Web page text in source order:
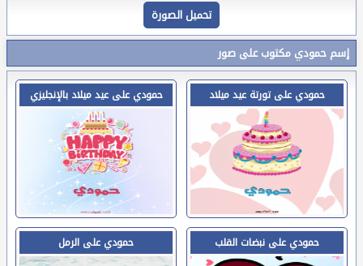
تحميل الصورة
إسم حمودي مكتوب على صور
حمودي على تورتة عيد ميلاد حمودي على عيد ميلاد بالإنجليزي
حمودي على نبضات القلب حمودي على الرمل